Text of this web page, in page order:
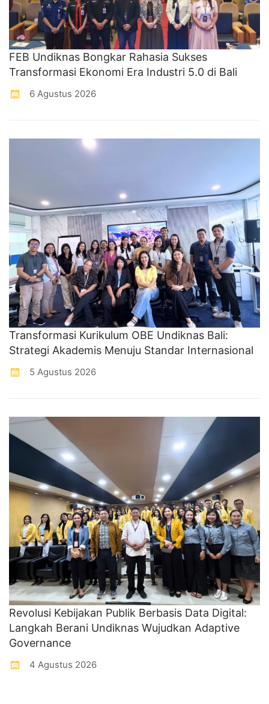
FEB Undiknas Bongkar Rahasia Sukses
Transformasi Ekonomi Era Industri 5.0 di Bali
6 Agustus 2026
Transformasi Kurikulum OBE Undiknas Bali:
Strategi Akademis Menuju Standar Internasional
5 Agustus 2026
Revolusi Kebijakan Publik Berbasis Data Digital:
Langkah Berani Undiknas Wujudkan Adaptive
Governance
4 Agustus 2026